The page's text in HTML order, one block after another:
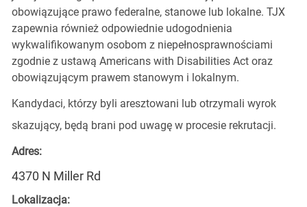
obowiązujące prawo federalne, stanowe lub lokalne. TJX
zapewnia również odpowiednie udogodnienia
wykwalifikowanym osobom z niepełnosprawnościami
zgodnie z ustawą Americans with Disabilities Act oraz
obowiązującym prawem stanowym i lokalnym.
Kandydaci, którzy byli aresztowani lub otrzymali wyrok
skazujący, będą brani pod uwagę w procesie rekrutacji.
Adres:
4370 N Miller Rd
Lokalizacja: